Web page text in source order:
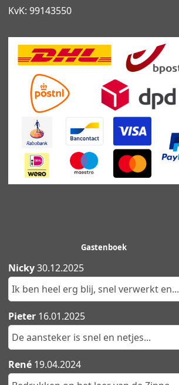
KvK: 99143550
Gastenboek
Nicky30.12.2025
Ik ben heel erg blij, snel verwerkt en...
Pieter 16.01.2025
De aansteker is snel en netjes...
René 19.04.2024